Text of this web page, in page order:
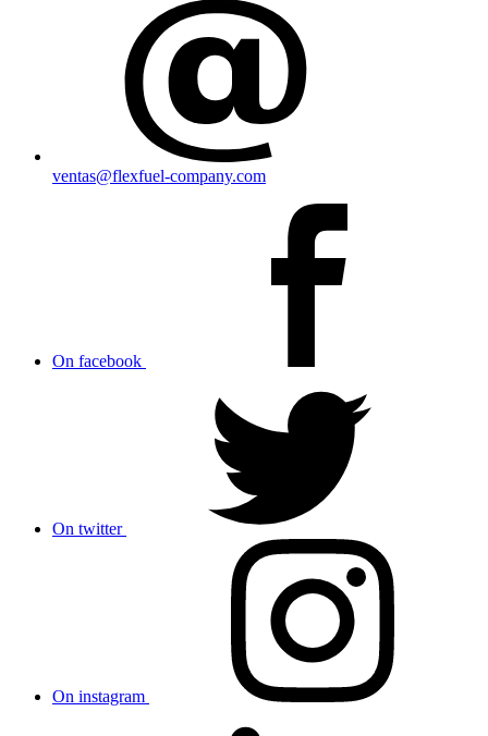
ventas@flexfuel-company.com
On facebook
On twitter
On instagram